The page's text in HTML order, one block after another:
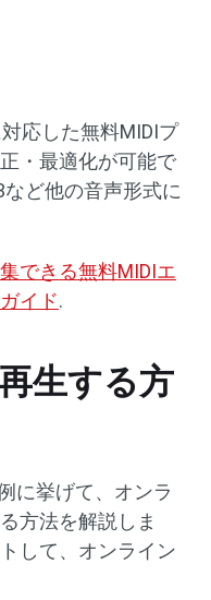
応した無料MIDIプ
・最適化が可能で
など他の音声形式に
できる無料MIDIエ
イド.
生する方
に挙げて、オンラ
方法を解説しま
して、オンライン